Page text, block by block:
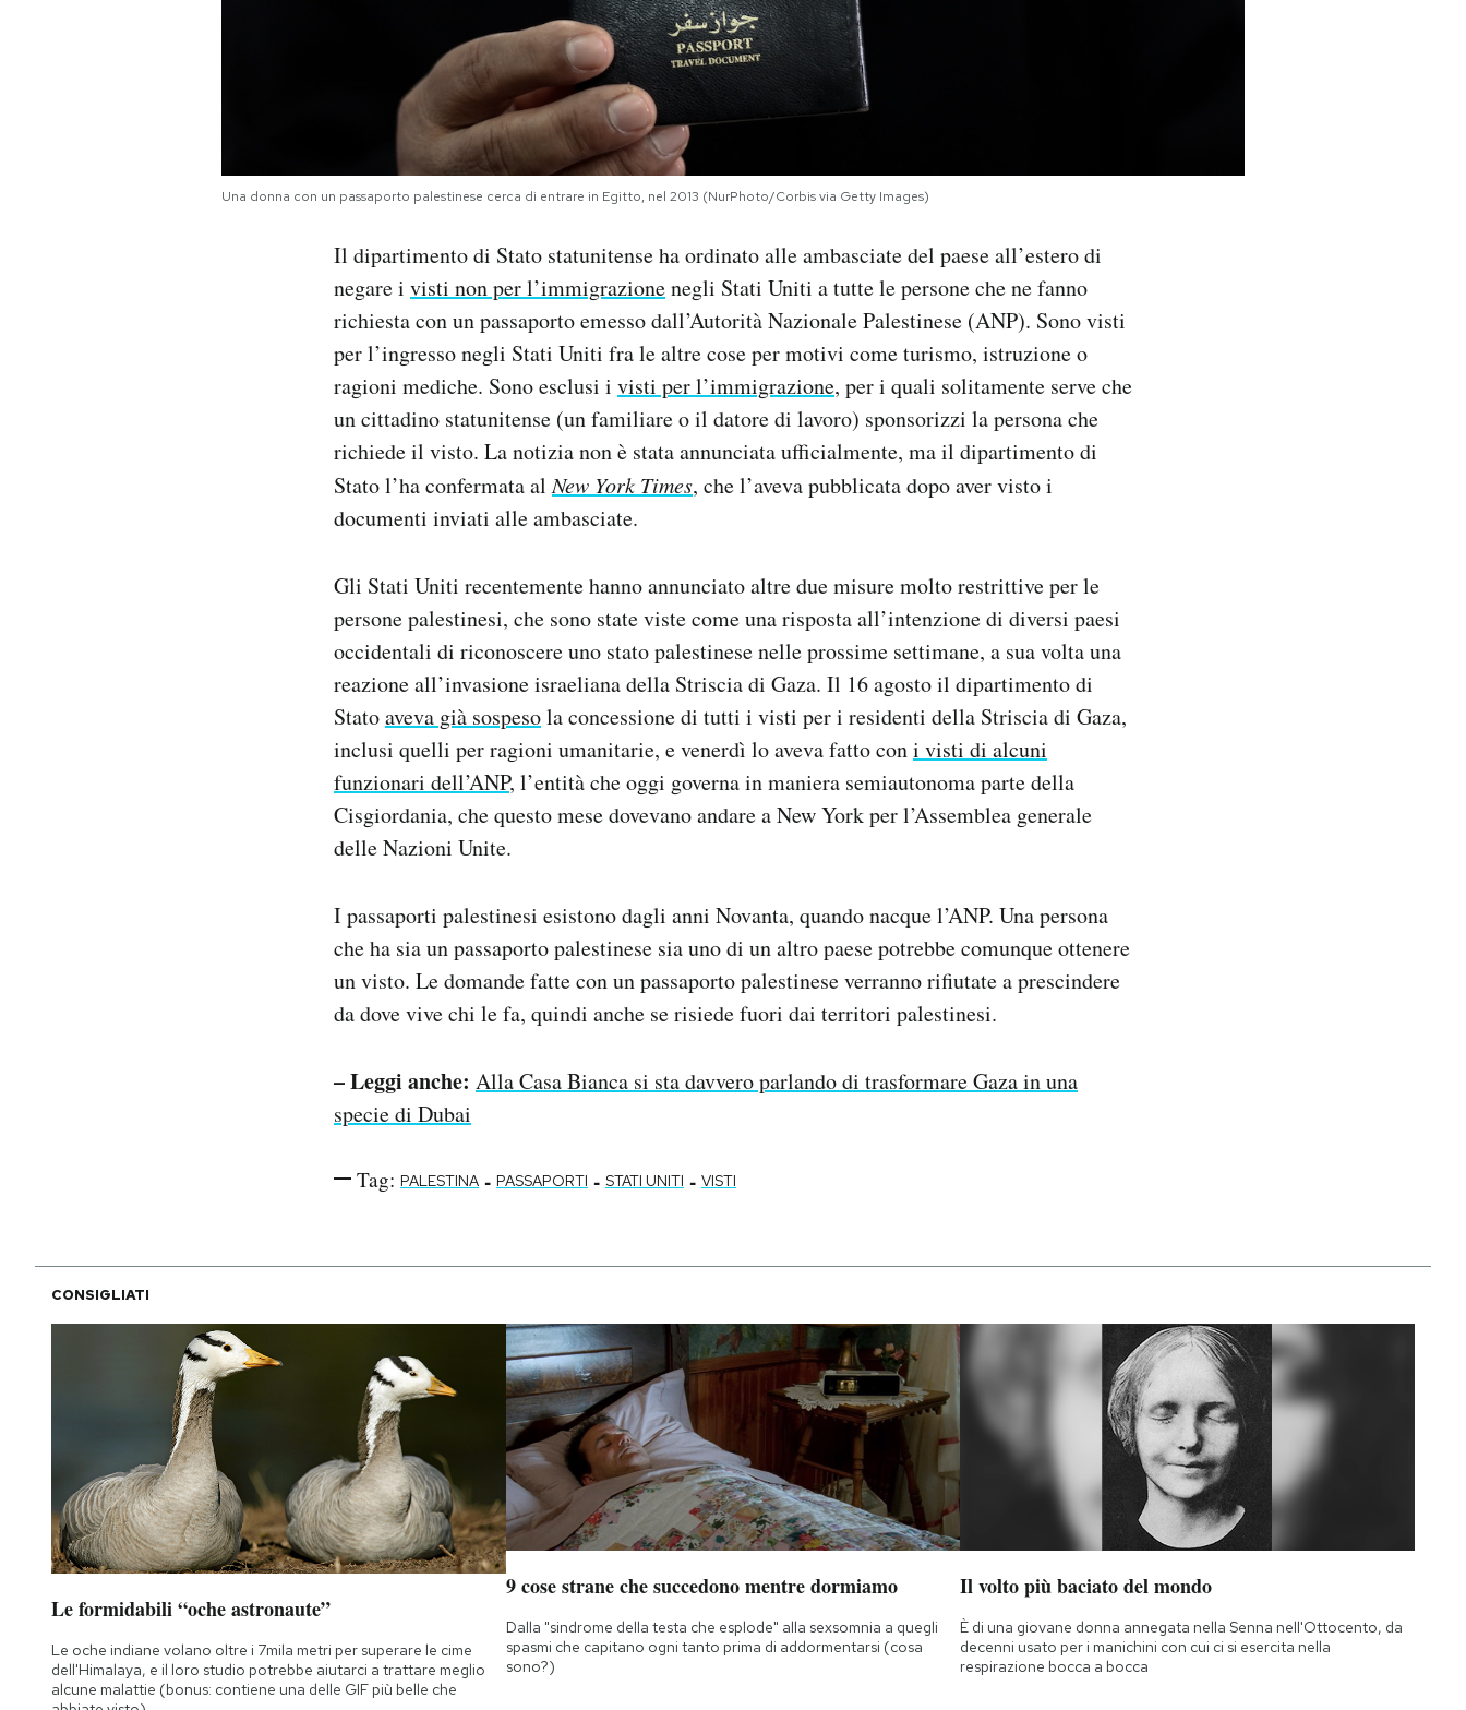
Una donna con un passaporto palestinese cerca di entrare in Egitto, nel 2013 (NurPhoto/Corbis via Getty Images)
Il dipartimento di Stato statunitense ha ordinato alle ambasciate del paese all’estero di
negare i visti non per l’immigrazionenegli Stati Uniti a tutte le persone che ne fanno
richiesta con un passaporto emesso dall’Autorità Nazionale Palestinese (ANP). Sono visti
per l’ingresso negli Stati Uniti fra le altre cose per motivi come turismo, istruzione o
ragioni mediche. Sono esclusi i visti per l’immigrazione, per i quali solitamente serve che
un cittadino statunitense (un familiare o il datore di lavoro) sponsorizzi la persona che
richiede il visto. La notizia non è stata annunciata ufficialmente, ma il dipartimento di
Stato l’ha confermata alNew York Times, che l’aveva pubblicata dopo aver visto i
documenti inviati alle ambasciate.
Gli Stati Uniti recentemente hanno annunciato altre due misure molto restrittive per le
persone palestinesi, che sono state viste come una risposta all’intenzione di diversi paesi
occidentali di riconoscere uno stato palestinese nelle prossime settimane, a sua volta una
reazione all’invasione israeliana della Striscia di Gaza. Il 16 agosto il dipartimento di
Statoaveva già sospesola concessione di tutti i visti per i residenti della Striscia di Gaza,
inclusi quelli per ragioni umanitarie, e venerdì lo aveva fatto coni visti di alcuni
funzionari dell’ANP, l’entità che oggi governa in maniera semiautonoma parte della
Cisgiordania, che questo mese dovevano andare a New York per l’Assemblea generale
delle Nazioni Unite.
I passaporti palestinesi esistono dagli anni Novanta, quando nacque l’ANP. Una persona
che ha sia un passaporto palestinese sia uno di un altro paese potrebbe comunque ottenere
un visto. Le domande fatte con un passaporto palestinese verranno rifiutate a prescindere
da dove vive chi le fa, quindi anche se risiede fuori dai territori palestinesi.
– Leggi anche: Alla Casa Bianca si sta davvero parlando di trasformare Gaza in una
specie di Dubai
Tag: PALESTINA - PASSAPORTI - STATI UNITI - VISTI
CONSIGLIATI
Le formidabili “oche astronaute”
Le oche indiane volano oltre i 7mila metri per superare le cime
dell'Himalaya, e il loro studio potrebbe aiutarci a trattare meglio
alcune malattie (bonus: contiene una delle GIF più belle che
9 cose strane che succedono mentre dormiamo
Dalla "sindrome della testa che esplode" alla sexsomnia a quegli
spasmi che capitano ogni tanto prima di addormentarsi (cosa
sono?)
Il volto più baciato del mondo
È di una giovane donna annegata nella Senna nell'Ottocento, da
decenni usato per i manichini con cui ci si esercita nella
respirazione bocca a bocca